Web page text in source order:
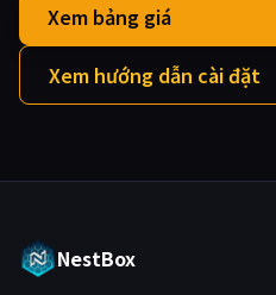
Xem bảng giá
Xem hướng dẫn cài đặt
NestBox